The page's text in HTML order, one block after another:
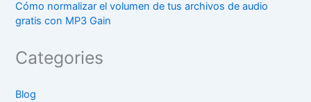
Cómo normalizar el volumen de tus archivos de audio
gratis con MP3 Gain
Categories
Blog